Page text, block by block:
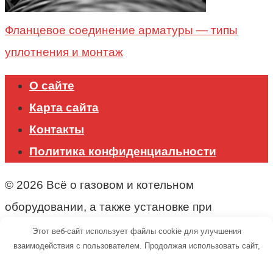
Фланцевое соединение арматуры — типы
уплотнения и монтаж
О сайте
Карта сайта
Контакты
Политика конфиденциальности
© 2026 Всё о газовом и котельном
оборудовании, а также установке при
строительстве.
Этот веб-сайт использует файлы cookie для улучшения
взаимодействия с пользователем. Продолжая использовать сайт,